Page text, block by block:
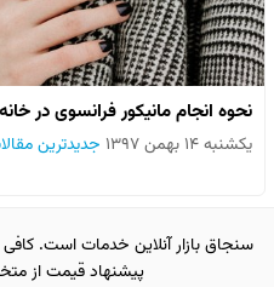
نحوه انجام مانیکور فرانسوی در خانه
یکشنبه ۱۴ بهمن ۱۳۹۷ جدیدترین
سنجاق بازار آنلاین خدمات است.
پیشنهاد قیمت از